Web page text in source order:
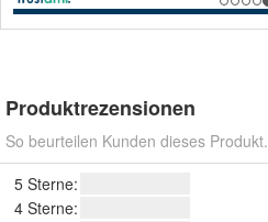
Produktrezensionen
So beurteilen Kunden dieses Produkt.
5 Sterne:
4 Sterne: